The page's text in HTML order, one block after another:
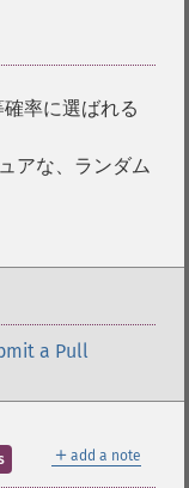
確率に選ばれる
アな、ランダム
a Pull
＋ add a note